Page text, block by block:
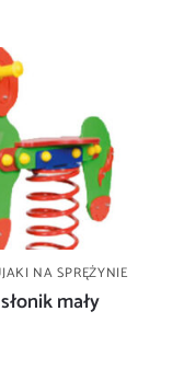
NA SPRĘŻYNIE
mały